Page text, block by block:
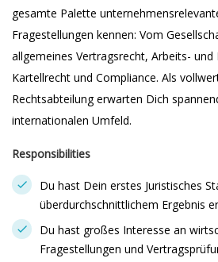
gesamte Palette
Fragestellungen kennen: Vom
allgemeines Vertragsrecht, Arbeits- und
Kartellrecht und Compliance. Als
Rechtsabteilung erwarten Dich
internationalen Umfeld.
Responsibilities
Du hast Dein erstes Juristisches
überdurchschnittlichem Ergebnis
Du hast großes Interesse an
Fragestellungen und